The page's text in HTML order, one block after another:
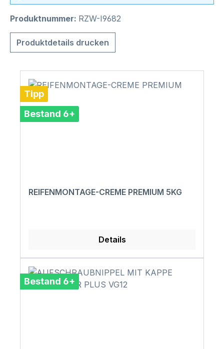
Produktnummer: RZW-I9682
Produktdetails drucken
Tipp
Bestand 6+
REIFENMONTAGE-CREME PREMIUM 5KG
Details
Bestand 6+